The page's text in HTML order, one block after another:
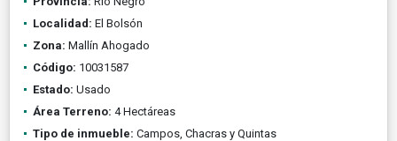
Localidad: El Bolsón
Zona: Mallín Ahogado
Código: 10031587
Estado: Usado
Área Terreno: 4 Hectáreas
Tipo de inmueble: Campos, Chacras y Quintas